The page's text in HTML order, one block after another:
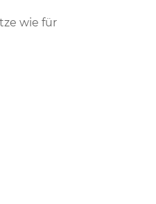
wie für